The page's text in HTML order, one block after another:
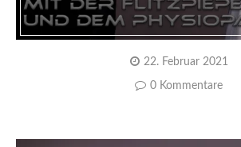
22. Februar 2021
0 Kommentare